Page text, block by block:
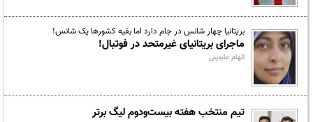
بریتانیا چهار شانس در جام دارد اما بقیه کشورها یک شانس!
ماجرای بریتانیای غیرمتحد در فوتبال!
الهام عابدینی
تیم منتخب هفته بیست‌ودوم لیگ برتر